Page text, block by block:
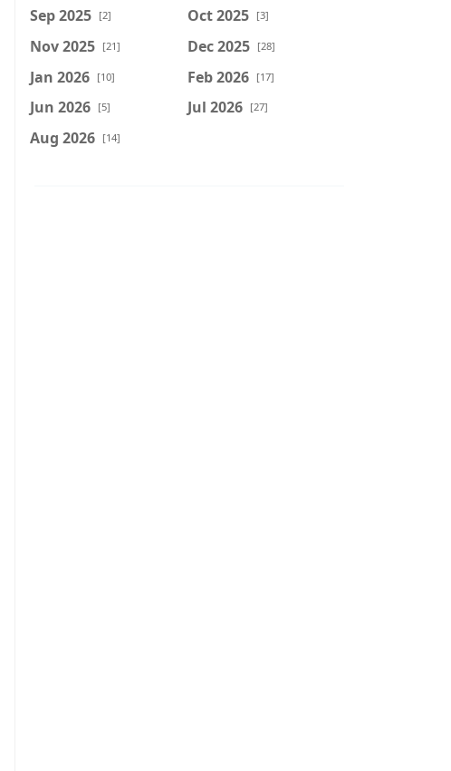
Sep 2025 [2] Oct 2025 [3]
Nov 2025 [21] Dec 2025 [28]
Jan 2026 [10] Feb 2026 [17]
Jun 2026 [5] Jul 2026 [27]
Aug 2026 [14]